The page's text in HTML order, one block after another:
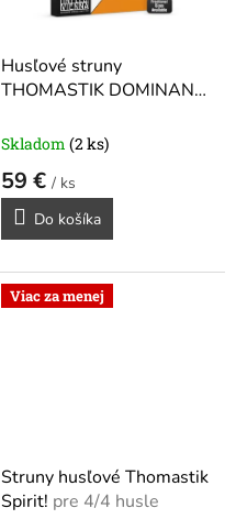
Husľové struny
THOMASTIK DOMINANT
Skladom (2 ks)
59 € / ks
Do košíka
Viac za menej
Struny husľové Thomastik
Spirit! pre 4/4 husle